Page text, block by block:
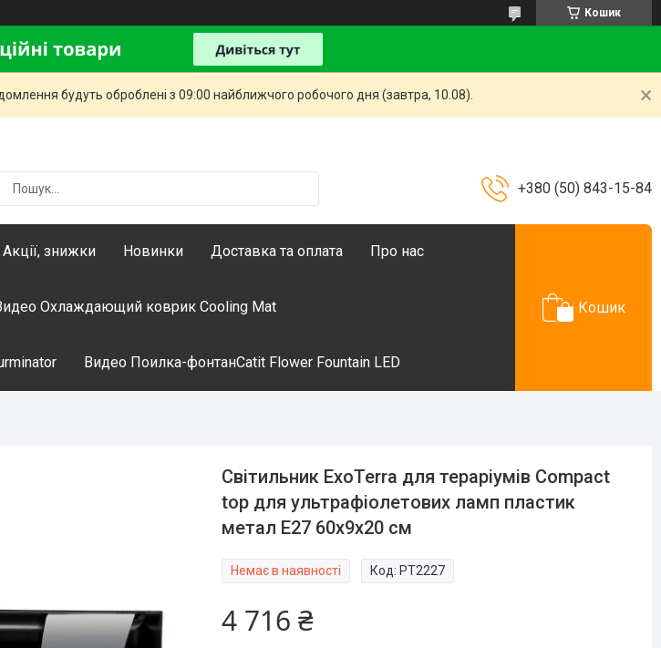
Кошик
будуть оброблені з 09:00 найближчого робочого дня (завтра, 10.08).
+380 (50) 843-15-84
Акції, знижки Новинки Доставка та оплата Про нас
Охлаждающий коврик Cooling Mat
Видео Поилка-фонтанCatit Flower Fountain LED
Кошик
Світильник ExoTerra для тераріумів Compact
top для ультрафіолетових ламп пластик
метал Е27 60х9х20 см
Немає в наявності Код: PT2227
4 716 ₴